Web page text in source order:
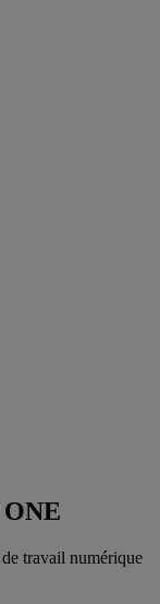
travail numérique